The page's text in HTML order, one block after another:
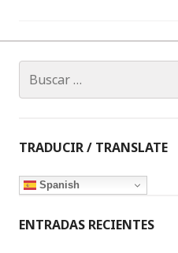
TRADUCIR / TRANSLATE
Spanish
ENTRADAS RECIENTES